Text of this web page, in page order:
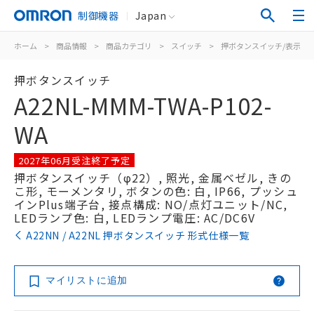
制御機器 Japan
ホーム > 商品情報 > 商品カテゴリ > スイッチ > 押ボタンスイッチ/表示灯
押ボタンスイッチ
A22NL-MMM-TWA-P102-
WA
2027年06月受注終了予定
押ボタンスイッチ（φ22）, 照光, 金属ベゼル, きの
こ形, モーメンタリ, ボタンの色: 白, IP66, プッシュ
インPlus端子台, 接点構成: NO/点灯ユニット/NC,
LEDランプ色: 白, LEDランプ電圧: AC/DC6V
A22NN / A22NL 押ボタンスイッチ 形式仕様一覧
マイリストに追加